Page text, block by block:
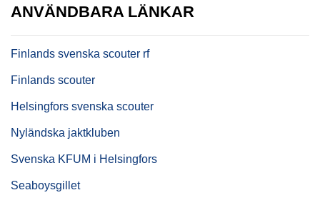
ANVÄNDBARA LÄNKAR
Finlands svenska scouter rf
Finlands scouter
Helsingfors svenska scouter
Nyländska jaktkluben
Svenska KFUM i Helsingfors
Seaboysgillet